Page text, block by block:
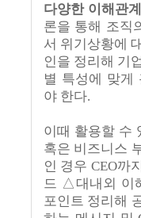
다양한 이해관
론을 통해 조직
서 위기상황에
인을 정리해 기
별 특성에 맞게
야 한다.
이때 활용할 수
혹은 비즈니스
인 경우 CEO까
드 △대내외 이
포인트 정리해